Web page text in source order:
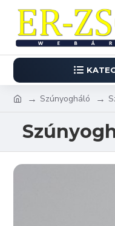
Szúnyogháló